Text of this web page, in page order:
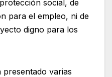
social, de
para el empleo, ni de
digno para los
varias